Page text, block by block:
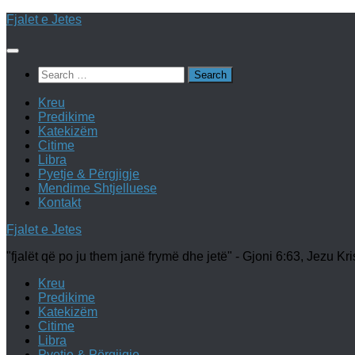
Skip
content
Fjalet e Jetes
Search
for:
Kreu
Predikime
Katekizëm
Citime
Libra
Pyetje & Përgjigje
Mendime Shtjelluese
Kontakt
Fjalet e Jetes
"fjalët që po ju them janë frymë dhe jetë" - Gjoni 6:63, Jezu
Kreu
Predikime
Katekizëm
Citime
Libra